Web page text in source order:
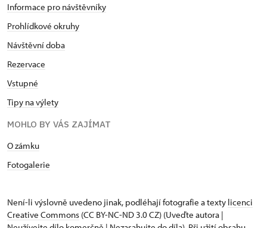
Informace pro návštěvníky
Prohlídkové okruhy
Návštěvní doba
Rezervace
Vstupné
Tipy na výlety
MOHLO BY VÁS ZAJÍMAT
O zámku
Fotogalerie
Není-li výslovně uvedeno jinak, podléhají fotografie a texty licenci
Creative Commons (CC BY-NC-ND 3.0 CZ) (Uveďte autora |